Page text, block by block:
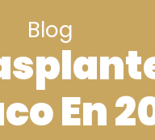
Blog
En